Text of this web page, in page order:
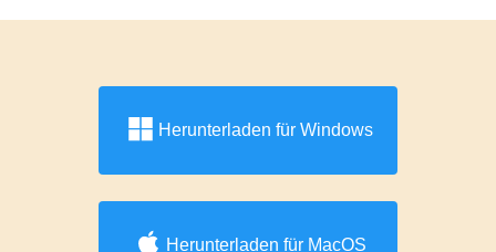
Herunterladen für Windows
Herunterladen für MacOS